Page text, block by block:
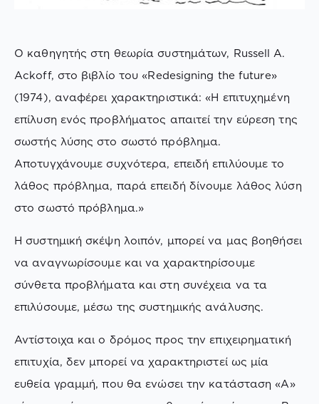
Ο καθηγητής στη θεωρία συστημάτων, Russell A.
Ackoff, στο βιβλίο του «Redesigning the future»
(1974), αναφέρει χαρακτηριστικά: «Η επιτυχημένη
επίλυση ενός προβλήματος απαιτεί την εύρεση της
σωστής λύσης στο σωστό πρόβλημα.
Αποτυγχάνουμε συχνότερα, επειδή επιλύουμε το
λάθος πρόβλημα, παρά επειδή δίνουμε λάθος λύση
στο σωστό πρόβλημα.»
Η συστημική σκέψη λοιπόν, μπορεί να μας βοηθήσει
να αναγνωρίσουμε και να χαρακτηρίσουμε
σύνθετα προβλήματα και στη συνέχεια να τα
επιλύσουμε, μέσω της συστημικής ανάλυσης.
Αντίστοιχα και ο δρόμος προς την επιχειρηματική
επιτυχία, δεν μπορεί να χαρακτηριστεί ως μία
ευθεία γραμμή, που θα ενώσει την κατάσταση «Α»